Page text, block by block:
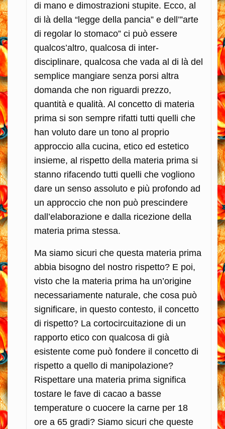
di mano e dimostrazioni stupite. Ecco, al
di là della “legge della pancia” e dell’”arte
di regolar lo stomaco” ci può essere
qualcos’altro, qualcosa di inter-
disciplinare, qualcosa che vada al di là del
semplice mangiare senza porsi altra
domanda che non riguardi prezzo,
quantità e qualità. Al concetto di materia
prima si son sempre rifatti tutti quelli che
han voluto dare un tono al proprio
approccio alla cucina, etico ed estetico
insieme, al rispetto della materia prima si
stanno rifacendo tutti quelli che vogliono
dare un senso assoluto e più profondo ad
un approccio che non può prescindere
dall’elaborazione e dalla ricezione della
materia prima stessa.
Ma siamo sicuri che questa materia prima
abbia bisogno del nostro rispetto? E poi,
visto che la materia prima ha un’origine
necessariamente naturale, che cosa può
significare, in questo contesto, il concetto
di rispetto? La cortocircuitazione di un
rapporto etico con qualcosa di già
esistente come può fondere il concetto di
rispetto a quello di manipolazione?
Rispettare una materia prima significa
tostare le fave di cacao a basse
temperature o cuocere la carne per 18
ore a 65 gradi? Siamo sicuri che queste